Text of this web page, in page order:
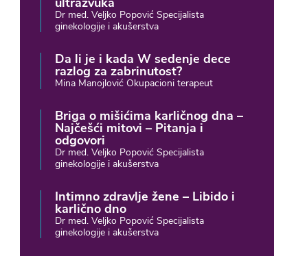
Dr med. Veljko Popović Specijalista
ginekologije i akušerstva
Da li je i kada W sedenje dece
razlog za zabrinutost?
Mina Manojlović Okupacioni terapeut
Briga o mišićima karličnog dna –
Najčešći mitovi – Pitanja i
odgovori
Dr med. Veljko Popović Specijalista
ginekologije i akušerstva
Intimno zdravlje žene – Libido i
karlično dno
Dr med. Veljko Popović Specijalista
ginekologije i akušerstva